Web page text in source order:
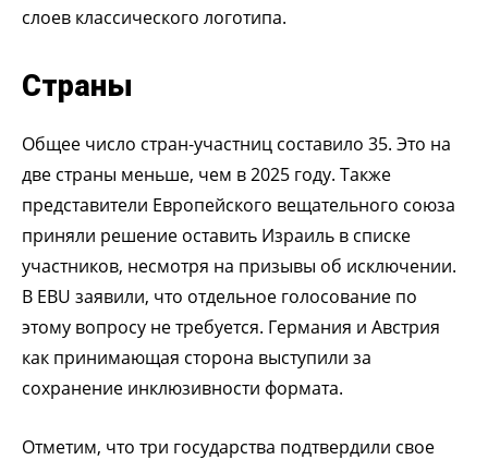
слоев классического логотипа.
Страны
Общее число стран-участниц составило 35. Это на
две страны меньше, чем в 2025 году. Также
представители Европейского вещательного союза
приняли решение оставить Израиль в списке
участников, несмотря на призывы об исключении.
В EBU заявили, что отдельное голосование по
этому вопросу не требуется. Германия и Австрия
как принимающая сторона выступили за
сохранение инклюзивности формата.
Отметим, что три государства подтвердили свое